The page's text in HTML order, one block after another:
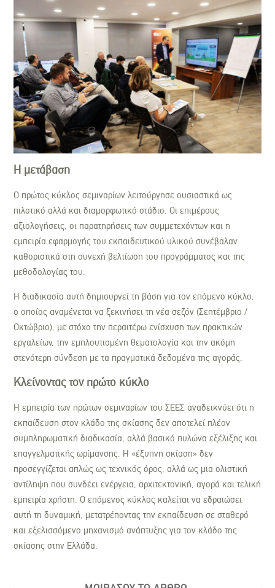
Η μετάβαση
Ο πρώτος κύκλος σεμιναρίων λειτούργησε ουσιαστικά ως
πιλοτικό αλλά και διαμορφωτικό στάδιο. Οι επιμέρους
αξιολογήσεις, οι παρατηρήσεις των συμμετεχόντων και η
εμπειρία εφαρμογής του εκπαιδευτικού υλικού συνέβαλαν
καθοριστικά στη συνεχή βελτίωση του προγράμματος και της
μεθοδολογίας του.
Η διαδικασία αυτή δημιουργεί τη βάση για τον επόμενο κύκλο,
ο οποίος αναμένεται να ξεκινήσει τη νέα σεζόν (Σεπτέμβριο /
Οκτώβριο), με στόχο την περαιτέρω ενίσχυση των πρακτικών
εργαλείων, την εμπλουτισμένη θεματολογία και την ακόμη
στενότερη σύνδεση με τα πραγματικά δεδομένα της αγοράς.
Κλείνοντας τον πρώτο κύκλο
Η εμπειρία των πρώτων σεμιναρίων του ΣΕΕΣ αναδεικνύει ότι η
εκπαίδευση στον κλάδο της σκίασης δεν αποτελεί πλέον
συμπληρωματική διαδικασία, αλλά βασικό πυλώνα εξέλιξης και
επαγγελματικής ωρίμανσης. Η «έξυπνη σκίαση» δεν
προσεγγίζεται απλώς ως τεχνικός όρος, αλλά ως μια ολιστική
αντίληψη που συνδέει ενέργεια, αρχιτεκτονική, αγορά και τελική
εμπειρία χρήστη. Ο επόμενος κύκλος καλείται να εδραιώσει
αυτή τη δυναμική, μετατρέποντας την εκπαίδευση σε σταθερό
και εξελισσόμενο μηχανισμό ανάπτυξης για τον κλάδο της
σκίασης στην Ελλάδα.